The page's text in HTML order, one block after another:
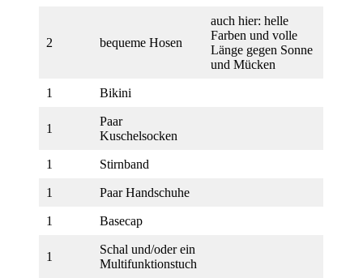
2 bequeme Hosen
auch hier: helle
Farben und volle
Länge gegen Sonne
und Mücken
1 Bikini
1
Paar
Kuschelsocken
1 Stirnband
1 Paar Handschuhe
1 Basecap
1
Schal und/oder ein
Multifunktionstuch